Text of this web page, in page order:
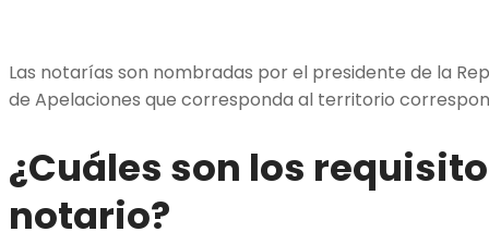
Las notarías son nombradas por el presidente de la
de Apelaciones que corresponda al territorio
¿Cuáles son los
notario?